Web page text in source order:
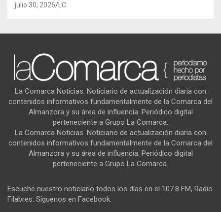
julio 30, 2026 LC
La Comarca Noticias. Noticiario de actualización diaria con
contenidos informativos fundamentalmente de la Comarca del
Almanzora y su área de influencia. Periódico digital
perteneciente a Grupo La Comarca.
La Comarca Noticias. Noticiario de actualización diaria con
contenidos informativos fundamentalmente de la Comarca del
Almanzora y su área de influencia. Periódico digital
perteneciente a Grupo La Comarca.
Escuche nuestro noticiario todos los días en el 107.8 FM, Radio
Filabres. Síguenos en Facebook.